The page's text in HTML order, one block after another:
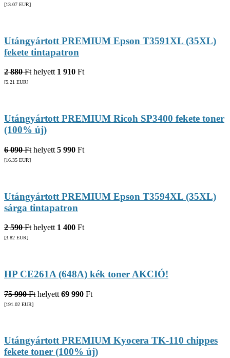
[13.07 EUR]
Utángyártott PREMIUM Epson T3591XL (35XL)
fekete tintapatron
2 880 Ft helyett 1 910 Ft
[5.21 EUR]
Utángyártott PREMIUM Ricoh SP3400 fekete toner
(100% új)
6 090 Ft helyett 5 990 Ft
[16.35 EUR]
Utángyártott PREMIUM Epson T3594XL (35XL)
sárga tintapatron
2 590 Ft helyett 1 400 Ft
[3.82 EUR]
HP CE261A (648A) kék toner AKCIÓ!
75 990 Ft helyett 69 990 Ft
[191.02 EUR]
Utángyártott PREMIUM Kyocera TK-110 chippes
fekete toner (100% új)